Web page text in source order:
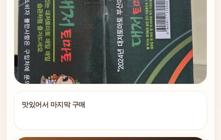
맛있어서 마지막 구매